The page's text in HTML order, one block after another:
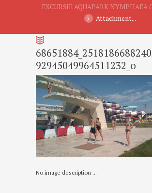
EXCURSIE AQUAPARK NYMPHAEA
Attachment...
92945049964511232_o
No image description ...